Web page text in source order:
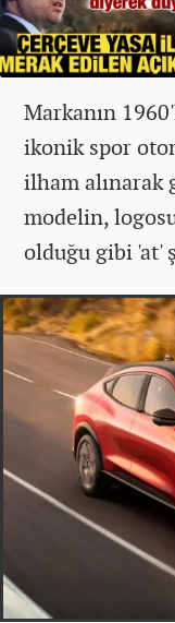
Markanın
ikonik spor
ilham alınarak
modelin,
olduğu gibi 'at'